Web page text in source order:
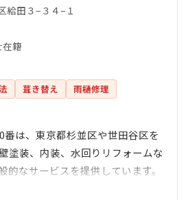
給田３−３４−１
在籍
葺き替え
雨樋修理
番は、東京都杉並区や世田谷区を
塗装、内装、水回りリフォームな
的なサービスを提供しています。
で、迅速な対応と職人価格を特徴